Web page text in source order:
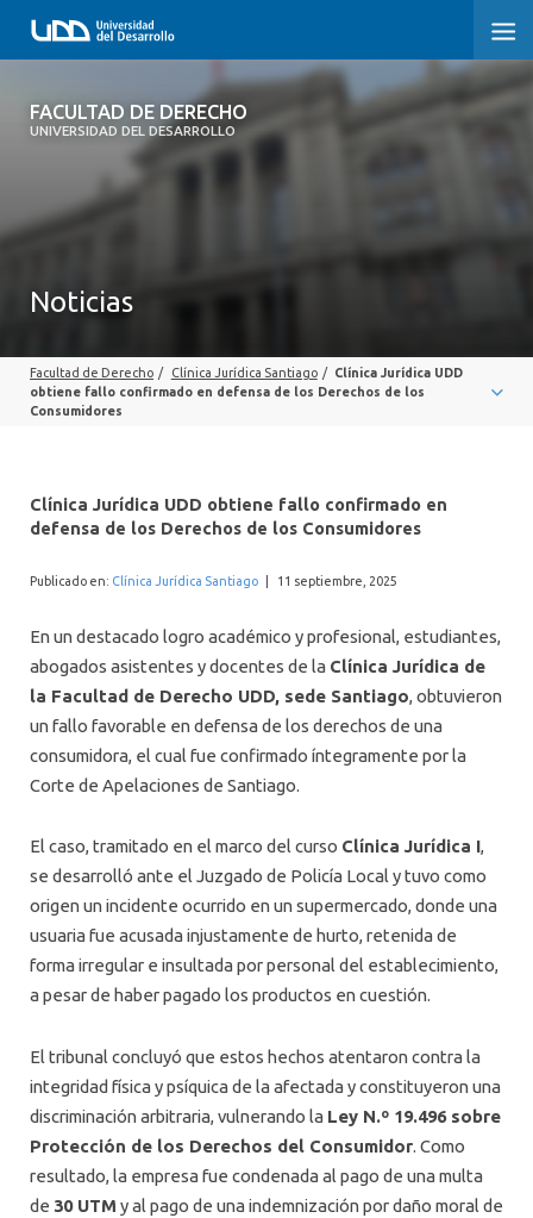
FACULTAD DE DERECHO
UNIVERSIDAD DEL DESARROLLO
FACULTAD DE DERECHO
SOBRE LA FACULTAD
PROFESORES
INTERNACIONAL
Noticias
Facultad de Derecho / Clínica Jurídica Santiago / Clínica Jurídica UDD
obtiene fallo confirmado en defensa de los Derechos de los
Consumidores
Clínica Jurídica UDD obtiene fallo confirmado en
defensa de los Derechos de los Consumidores
Publicado en: Clínica Jurídica Santiago 11 septiembre, 2025
En un destacado logro académico y profesional, estudiantes,
abogados asistentes y docentes de la Clínica Jurídica de
la Facultad de Derecho UDD, sede Santiago, obtuvieron
un fallo favorable en defensa de los derechos de una
consumidora, el cual fue confirmado íntegramente por la
Corte de Apelaciones de Santiago.
El caso, tramitado en el marco del curso Clínica Jurídica I,
se desarrolló ante el Juzgado de Policía Local y tuvo como
origen un incidente ocurrido en un supermercado, donde una
usuaria fue acusada injustamente de hurto, retenida de
forma irregular e insultada por personal del establecimiento,
a pesar de haber pagado los productos en cuestión.
El tribunal concluyó que estos hechos atentaron contra la
integridad física y psíquica de la afectada y constituyeron una
discriminación arbitraria, vulnerando la Ley N.º 19.496 sobre
Protección de los Derechos del Consumidor. Como
resultado, la empresa fue condenada al pago de una multa
de 30 UTM y al pago de una indemnización por daño moral de